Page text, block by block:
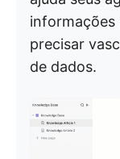
informações
precisar
de dados.